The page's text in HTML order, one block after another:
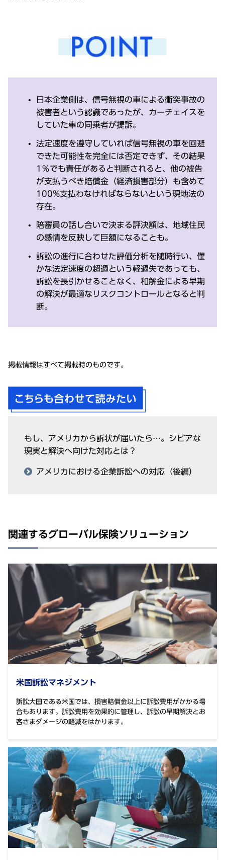
日本企業側は、信号無視の車による衝突事故の
被害者という認識であったが、カーチェイスを
していた車の同乗者が提訴。
法定速度を遵守していれば信号無視の車を回避
できた可能性を完全には否定できず、その結果
1％でも責任があると判断されると、他の被告
が支払うべき賠償金（経済損害部分）も含めて
100%支払わなければならないという現地法の
存在。
陪審員の話し合いで決まる評決額は、地域住民
の感情を反映して巨額になることも。
訴訟の進行に合わせた評価分析を随時行い、僅
かな法定速度の超過という軽過失であっても、
訴訟を長引かせることなく、和解金による早期
の解決が最適なリスクコントロールとなると判
断。
掲載情報はすべて掲載時のものです。
もし、アメリカから訴状が届いたら…。シビアな
現実と解決へ向けた対応とは？
アメリカにおける企業訴訟への対応（後編）
関連するグローバル保険ソリューション
⽶国訴訟マネジメント
訴訟大国である米国では、損害賠償金以上に訴訟費用がかかる場
合もあります。訴訟費用を効果的に管理し、訴訟の早期解決とお
客さまダメージの軽減をはかります。